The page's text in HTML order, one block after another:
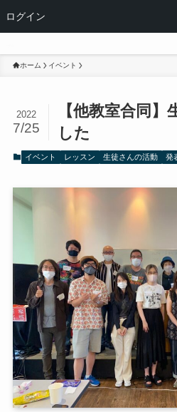
ログイン
ホーム イベント
【他教室合同
した
2022
7/25
イベント レッスン 生徒さんの活動 発